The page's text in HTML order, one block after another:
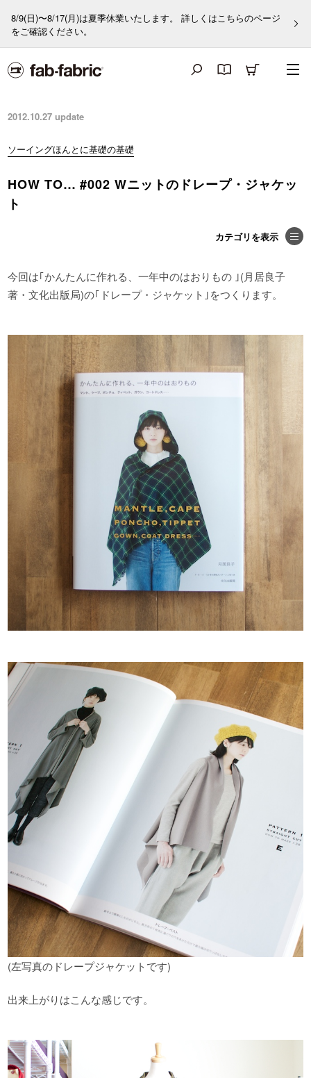
8/9(日)〜8/17(月)は夏季休業いたします。 詳しくはこちらのページ
をご確認ください。
2012.10.27 update
ソーイングほんとに基礎の基礎
HOW TO… #002 Wニットのドレープ・ジャケッ
ト
今回は｢かんたんに作れる、一年中のはおりもの ｣(月居良子
著・文化出版局)の｢ドレープ・ジャケット｣をつくります。
(左写真のドレープジャケットです)
出来上がりはこんな感じです。